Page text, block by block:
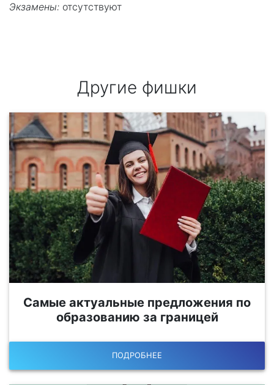
Экзамены: отсутствуют
Другие фишки
Самые актуальные предложения по
образованию за границей
ПОДРОБНЕЕ